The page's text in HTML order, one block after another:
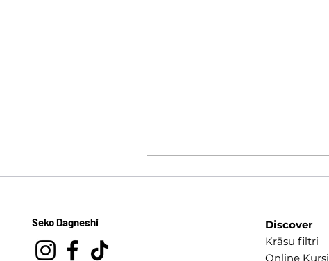
Seko Dagneshi
Discover
Krāsu filtri
Online Kursi